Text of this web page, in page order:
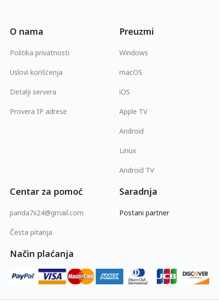
O nama
Politika privatnosti
Uslovi korišćenja
Detalji servera
Provera IP adrese
Preuzmi
Windows
macOS
iOS
Apple TV
Android
Linux
Android TV
Centar za pomoć
panda7x24@gmail.com
Česta pitanja
Saradnja
Postani partner
Način plaćanja